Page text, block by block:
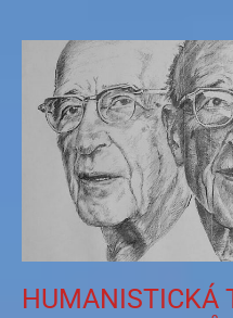
HUMANISTICKÁ